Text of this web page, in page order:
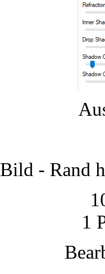
Bild - Rand
1